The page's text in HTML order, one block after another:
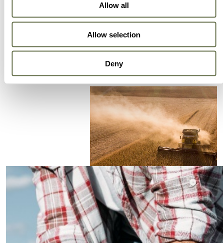
Allow all
Allow selection
Deny
hacer crecer tu negocio con productos